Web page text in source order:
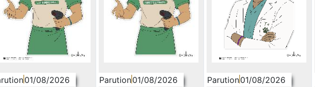
01/08/2026 Parution01/08/2026 Parution01/08/2026